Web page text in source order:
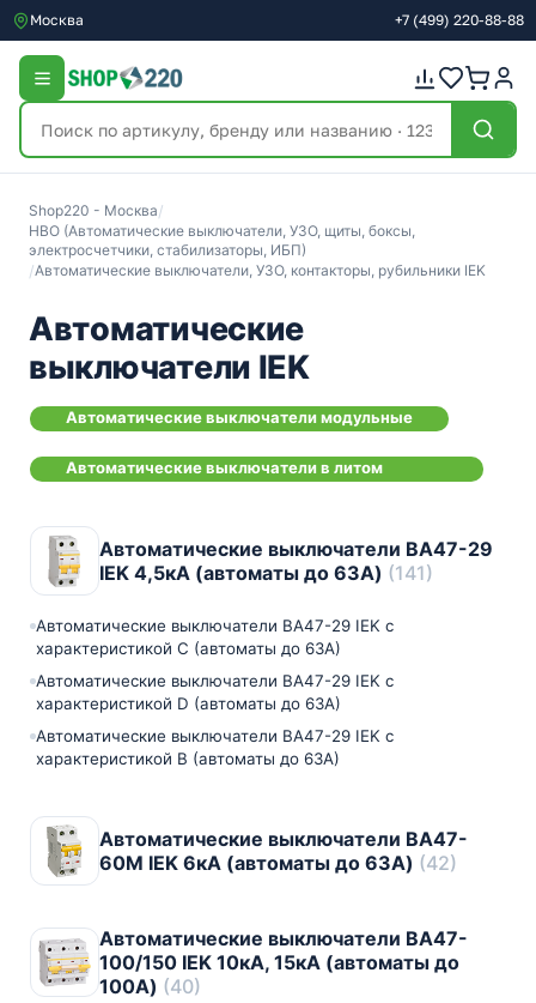
Москва +7 (499) 220-88-88
Shop220 - Москва/
НВО (Автоматические выключатели, УЗО, щиты, боксы,
электросчетчики, стабилизаторы, ИБП)
/Автоматические выключатели, УЗО, контакторы, рубильники IEK
Автоматические
выключатели IEK
Автоматические выключатели модульные
Автоматические выключатели в литом
Автоматические выключатели ВА47-29
IEK 4,5кА (автоматы до 63A) (141)
Автоматические выключатели ВА47-29 IEK с
характеристикой C (автоматы до 63A)
Автоматические выключатели ВА47-29 IEK с
характеристикой D (автоматы до 63A)
Автоматические выключатели ВА47-29 IEK с
характеристикой B (автоматы до 63A)
Автоматические выключатели ВА47-
60M IEK 6кА (автоматы до 63A) (42)
Автоматические выключатели ВА47-
100/150 IEK 10кА, 15кА (автоматы до
100A) (40)